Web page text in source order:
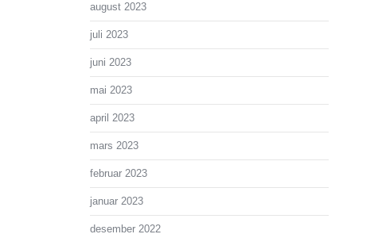
august 2023
juli 2023
juni 2023
mai 2023
april 2023
mars 2023
februar 2023
januar 2023
desember 2022